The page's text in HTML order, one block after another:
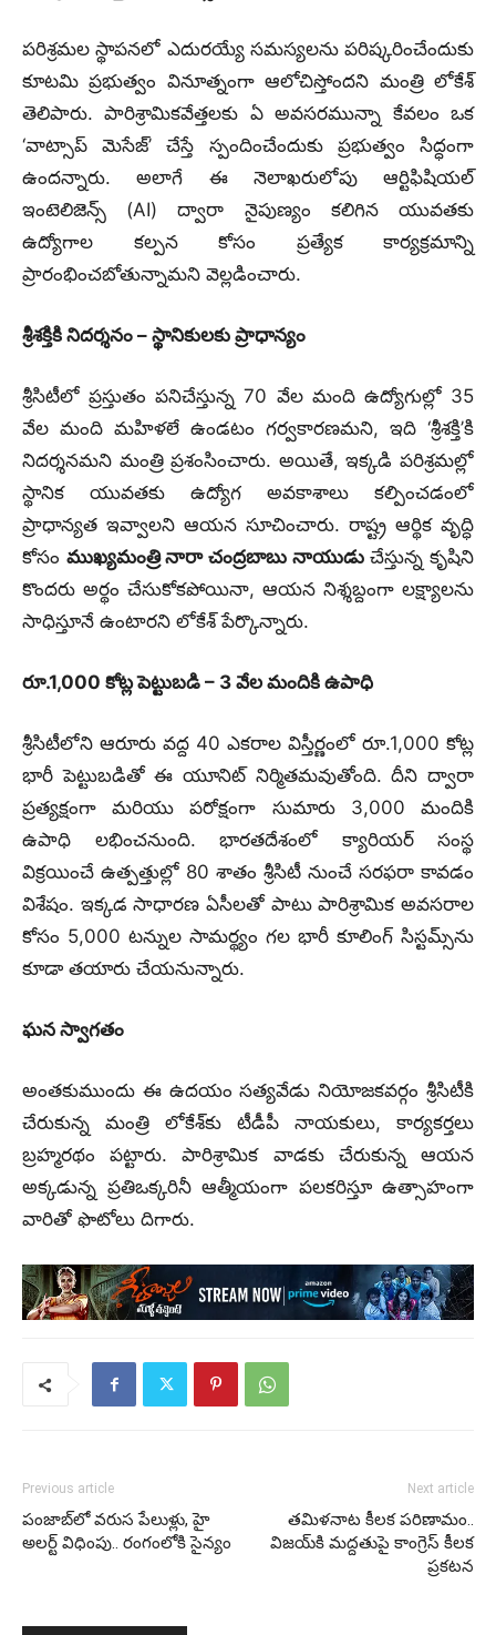
పరిశ్రమల స్థాపనలో ఎదురయ్యే సమస్యలను పరిష్కరించేందుకు
కూటమి ప్రభుత్వం వినూత్నంగా ఆలోచిస్తోందని మంత్రి లోకేశ్
తెలిపారు. పారిశ్రామికవేత్తలకు ఏ అవసరమున్నా కేవలం ఒక
‘వాట్సాప్ మెసేజ్’ చేస్తే స్పందించేందుకు ప్రభుత్వం సిద్ధంగా
ఉందన్నారు. అలాగే ఈ నెలాఖరులోపు ఆర్టిఫిషియల్
ఇంటెలిజెన్స్ (AI) ద్వారా నైపుణ్యం కలిగిన యువతకు
ఉద్యోగాల కల్పన కోసం ప్రత్యేక కార్యక్రమాన్ని
ప్రారంభించబోతున్నామని వెల్లడించారు.
శ్రీశక్తికి నిదర్శనం – స్థానికులకు ప్రాధాన్యం
శ్రీసిటీలో ప్రస్తుతం పనిచేస్తున్న 70 వేల మంది ఉద్యోగుల్లో 35
వేల మంది మహిళలే ఉండటం గర్వకారణమని, ఇది ‘శ్రీశక్తి’కి
నిదర్శనమని మంత్రి ప్రశంసించారు. అయితే, ఇక్కడి పరిశ్రమల్లో
స్థానిక యువతకు ఉద్యోగ అవకాశాలు కల్పించడంలో
ప్రాధాన్యత ఇవ్వాలని ఆయన సూచించారు. రాష్ట్ర ఆర్థిక వృద్ధి
కోసం ముఖ్యమంత్రి నారా చంద్రబాబు నాయుడుచేస్తున్న కృషిని
కొందరు అర్థం చేసుకోకపోయినా, ఆయన నిశ్శబ్దంగా లక్ష్యాలను
సాధిస్తూనే ఉంటారని లోకేశ్ పేర్కొన్నారు.
రూ.1,000 కోట్ల పెట్టుబడి – 3 వేల మందికి ఉపాధి
శ్రీసిటీలోని ఆరూరు వద్ద 40 ఎకరాల విస్తీర్ణంలో రూ.1,000 కోట్ల
భారీ పెట్టుబడితో ఈ యూనిట్ నిర్మితమవుతోంది. దీని ద్వారా
ప్రత్యక్షంగా మరియు పరోక్షంగా సుమారు 3,000 మందికి
ఉపాధి లభించనుంది. భారతదేశంలో క్యారియర్ సంస్థ
విక్రయించే ఉత్పత్తుల్లో 80 శాతం శ్రీసిటీ నుంచే సరఫరా కావడం
విశేషం. ఇక్కడ సాధారణ ఏసీలతో పాటు పారిశ్రామిక అవసరాల
కోసం 5,000 టన్నుల సామర్థ్యం గల భారీ కూలింగ్ సిస్టమ్స్‌ను
కూడా తయారు చేయనున్నారు.
ఘన స్వాగతం
అంతకుముందు ఈ ఉదయం సత్యవేడు నియోజకవర్గం శ్రీసిటీకి
చేరుకున్న మంత్రి లోకేశ్‌కు టీడీపీ నాయకులు, కార్యకర్తలు
బ్రహ్మరథం పట్టారు. పారిశ్రామిక వాడకు చేరుకున్న ఆయన
అక్కడున్న ప్రతిఒక్కరినీ ఆత్మీయంగా పలకరిస్తూ ఉత్సాహంగా
వారితో ఫొటోలు దిగారు.
Previous article
పంజాబ్‌లో వరుస పేలుళ్లు, హై
అలర్ట్ విధింపు.. రంగంలోకి సైన్యం
Next article
తమిళనాట కీలక పరిణామం..
విజయ్‌కి మద్దతుపై కాంగ్రెస్ కీలక
ప్రకటన